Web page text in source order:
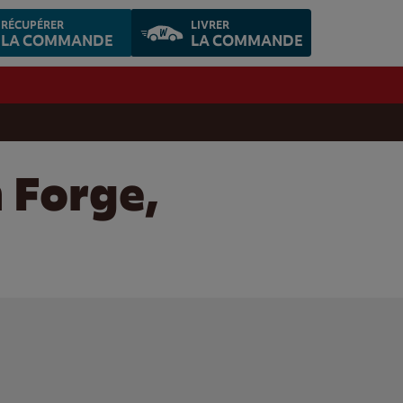
RÉCUPÉRER
LA COMMANDE
LIVRER
LA COMMANDE
Forge,